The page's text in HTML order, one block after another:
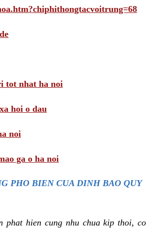
tot nhat ha noi
hoi o dau
noi
ga o ha noi
PHO BIEN CUA DINH BAO QUY
phat hien cung nhu chua kip thoi, co